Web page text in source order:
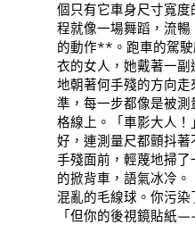
個只有它車身尺寸寬
程就像一場舞蹈，流
的動作**。跑車的駕
衣的女人，她戴著一副
地朝著何手殘的方向
準，每一步都像是被
格線上。「車影大人
好，連測量尺都顫抖
手殘面前，輕蔑地掃
的掀背車，語氣冰冷
混亂的毛線球。你污染
「但你的後視鏡貼紙